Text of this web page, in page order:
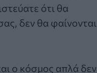
ότι θα
δεν θα φαίνονται
ο κόσμος απλά δεν